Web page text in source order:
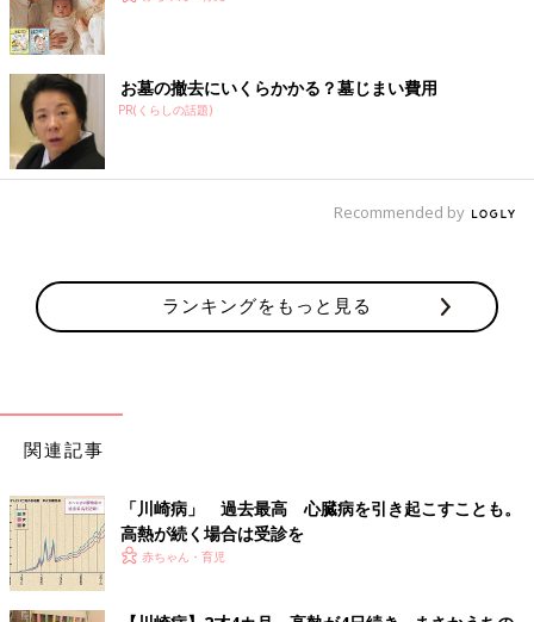
合併症を減らすことができます。軽症で1週間～10日程度、症状
によっては2～3週間程度入院し、冠動脈瘤ができないか観察する
こともあります。また、退院後も少なくとも5年間くらいは、定
期的に冠動脈の状態を超音波で調べる必要があります。
医療の現場から#12
は比較的よくあること。心配して受診すると、
は、風邪以外にもいろいろなものがあり、なか
には、原因不明の病気のことも･･･。
監修：横田俊一郎 先生
■赤ちゃん その他の病気
・てんかん
・髄膜炎
・子どものがん（白血病・神経芽腫・脳腫瘍）
・
食物アレルギー
貧血
・早発乳房
お墓の撤去にいくらかかる？墓じまい費用
PR(くらしの話題)
Recommended by
ランキングをもっと見る
関連記事
「川崎病」 過去最高 心臓病を引き起こすことも。
高熱が続く場合は受診を
赤ちゃん・育児